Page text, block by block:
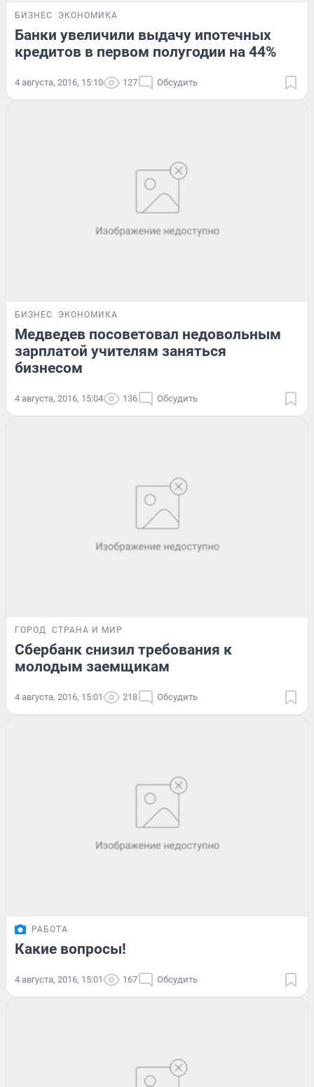
БИЗНЕС ЭКОНОМИКА
Банки увеличили выдачу ипотечных
кредитов в первом полугодии на 44%
4 августа, 2016, 15:10 127 Обсудить
БИЗНЕС ЭКОНОМИКА
Медведев посоветовал недовольным
зарплатой учителям заняться
бизнесом
4 августа, 2016, 15:04 136 Обсудить
ГОРОД СТРАНА И МИР
Сбербанк снизил требования к
молодым заемщикам
4 августа, 2016, 15:01 218 Обсудить
РАБОТА
Какие вопросы!
4 августа, 2016, 15:01 167 Обсудить